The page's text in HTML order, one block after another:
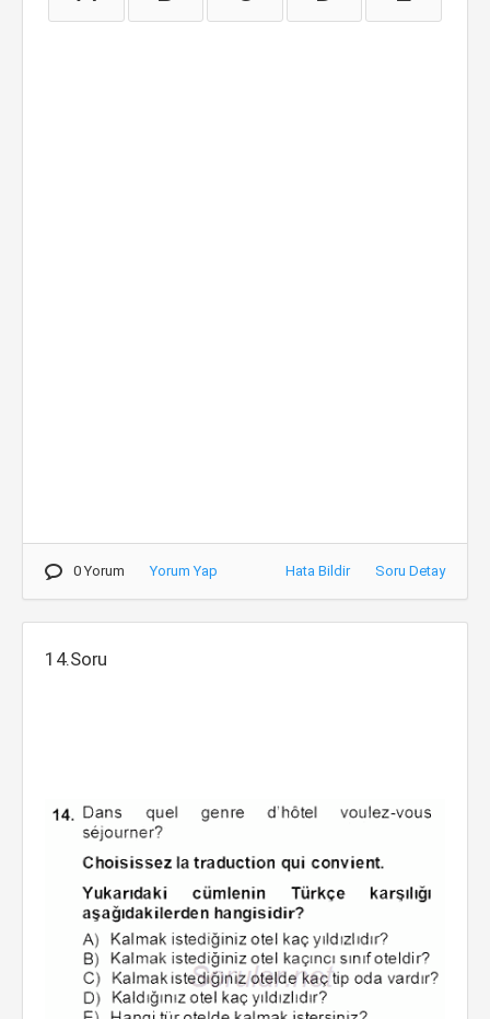
0 Yorum Yorum Yap Hata Bildir Soru Detay
14.Soru